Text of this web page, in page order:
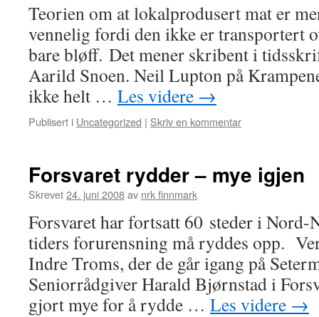
Teorien om at lokalprodusert mat er
vennelig fordi den ikke er transportert
bare bløff. Det mener skribent i
Aarild Snoen. Neil Lupton på
ikke helt … Les videre →
Publisert i Uncategorized | Skriv en kommentar
Forsvaret rydder – mye igjen
Skrevet24. juni 2008av nrk finnmark
Forsvaret har fortsatt 60 steder i Nord-
tiders forurensning må ryddes opp.
Indre Troms, der de går igang på
Seniorrådgiver Harald Bjørnstad i
gjort mye for å rydde … Les videre →